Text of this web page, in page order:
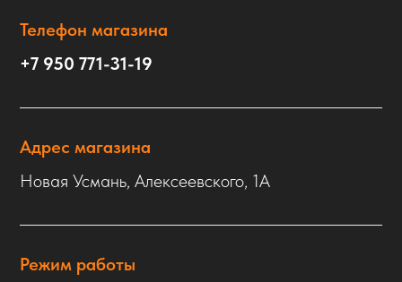
Телефон магазина
+7 950 771-31-19
Адрес магазина
Новая Усмань, Алексеевского, 1А
Режим работы